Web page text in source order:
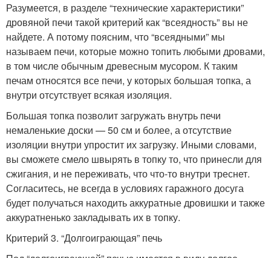
Разумеется, в разделе “технические характеристики”
дровяной печи такой критерий как “всеядность” вы не
найдете. А потому поясним, что “всеядными” мы
называем печи, которые можно топить любыми дровами,
в том числе обычным древесным мусором. К таким
печам относятся все печи, у которых большая топка, а
внутри отсутствует всякая изоляция.
Большая топка позволит загружать внутрь печи
немаленькие доски — 50 см и более, а отсутствие
изоляции внутри упростит их загрузку. Иными словами,
вы сможете смело швырять в топку то, что принесли для
сжигания, и не переживать, что что-то внутри треснет.
Согласитесь, не всегда в условиях гаражного досуга
будет получаться находить аккуратные дровишки и также
аккуратненько закладывать их в топку.
Критерий 3. “Долгоиграющая” печь